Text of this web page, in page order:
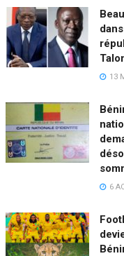
13
6